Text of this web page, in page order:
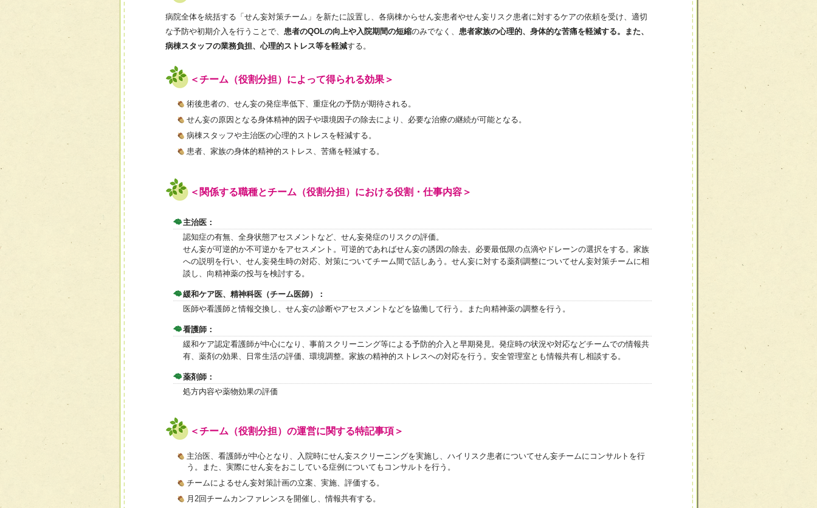
病院全体を統括する「せん妄対策チーム」を新たに設置し、各病棟からせん妄患者やせん妄リスク患者に対するケアの依頼を受け、適切
な予防や初期介入を行うことで、 患者のQOLの向上や入院期間の短縮のみでなく、 患者家族の心理的、身体的な苦痛を軽減する。また、
病棟スタッフの業務負担、心理的ストレス等を軽減する。
＜チーム（役割分担）によって得られる効果＞
術後患者の、せん妄の発症率低下、重症化の予防が期待される。
せん妄の原因となる身体精神的因子や環境因子の除去により、必要な治療の継続が可能となる。
病棟スタッフや主治医の心理的ストレスを軽減する。
患者、家族の身体的精神的ストレス、苦痛を軽減する。
＜関係する職種とチーム（役割分担）における役割・仕事内容＞
主治医：
認知症の有無、全身状態アセスメントなど、せん妄発症のリスクの評価。
せん妄が可逆的か不可逆かをアセスメント。可逆的であればせん妄の誘因の除去。必要最低限の点滴やドレーンの選択をする。家族
への説明を行い、せん妄発生時の対応、対策についてチーム間で話しあう。せん妄に対する薬剤調整についてせん妄対策チームに相
談し、向精神薬の投与を検討する。
緩和ケア医、精神科医（チーム医師）：
医師や看護師と情報交換し、せん妄の診断やアセスメントなどを協働して行う。また向精神薬の調整を行う。
看護師：
緩和ケア認定看護師が中心になり、事前スクリーニング等による予防的介入と早期発見。発症時の状況や対応などチームでの情報共
有、薬剤の効果、日常生活の評価、環境調整。家族の精神的ストレスへの対応を行う。安全管理室とも情報共有し相談する。
薬剤師：
処方内容や薬物効果の評価
＜チーム（役割分担）の運営に関する特記事項＞
主治医、看護師が中心となり、入院時にせん妄スクリーニングを実施し、ハイリスク患者についてせん妄チームにコンサルトを行
う。また、実際にせん妄をおこしている症例についてもコンサルトを行う。
チームによるせん妄対策計画の立案、実施、評価する。
月2回チームカンファレンスを開催し、情報共有する。